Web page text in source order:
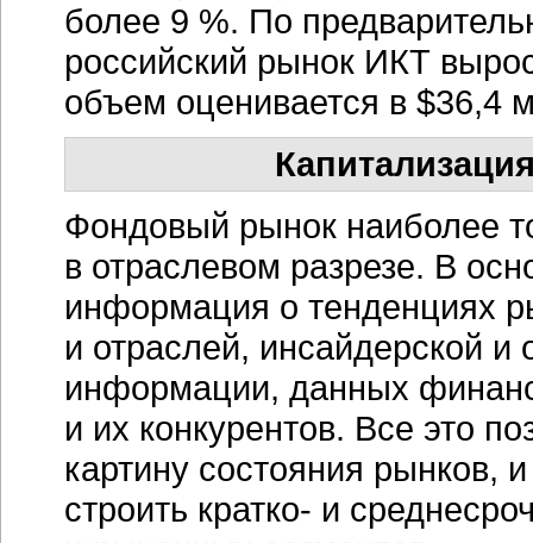
более 9 %. По
российский рынок ИКТ
объем оценивается в $36,4
Фондовый рынок наиболее
в отраслевом разрезе. В
информация о тенденциях
и отраслей, инсайдерской
информации, данных
и их конкурентов. Все это
картину состояния
строить кратко- и